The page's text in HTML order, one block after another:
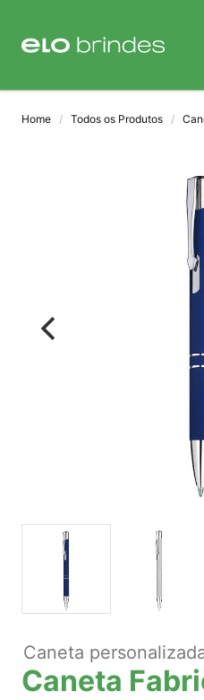
BLOG
Home Todos os Produtos
Caneta
Caneta